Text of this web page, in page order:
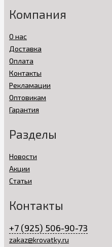
Компания
О нас
Доставка
Оплата
Контакты
Рекламации
Оптовикам
Гарантия
Разделы
Новости
Акции
Статьи
Контакты
+7 (925) 506-90-73
zakaz@krovatky.ru